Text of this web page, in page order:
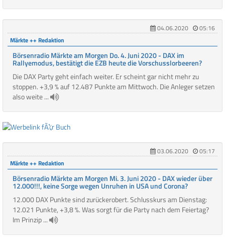
04.06.2020
05:16
Märkte ++ Redaktion
Börsenradio Märkte am Morgen Do. 4. Juni 2020 - DAX im
Rallyemodus, bestätigt die EZB heute die Vorschusslorbeeren?
Die DAX Party geht einfach weiter. Er scheint gar nicht mehr zu
stoppen. +3,9 % auf 12.487 Punkte am Mittwoch. Die Anleger setzen
also weite ...
03.06.2020
05:17
Märkte ++ Redaktion
Börsenradio Märkte am Morgen Mi. 3. Juni 2020 - DAX wieder über
12.000!!!, keine Sorge wegen Unruhen in USA und Corona?
12.000 DAX Punkte sind zurückerobert. Schlusskurs am Dienstag:
12.021 Punkte, +3,8 %. Was sorgt für die Party nach dem Feiertag?
Im Prinzip ...